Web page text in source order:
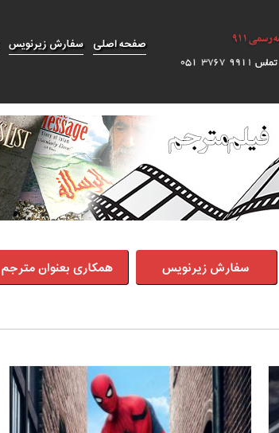
سفارش زیرنویس صفحه اصلی
سفارش زیرنویس همکاری بعنوان مترجم